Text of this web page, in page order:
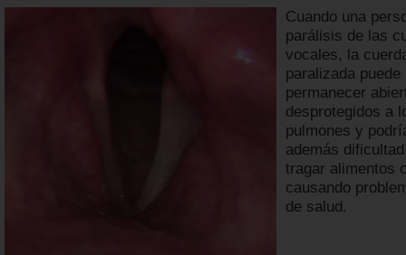
Cuando una
parálisis de las
vocales, la
paralizada puede
permanecer
desprotegidos a
pulmones y
además
tragar alimentos
causando
de salud.